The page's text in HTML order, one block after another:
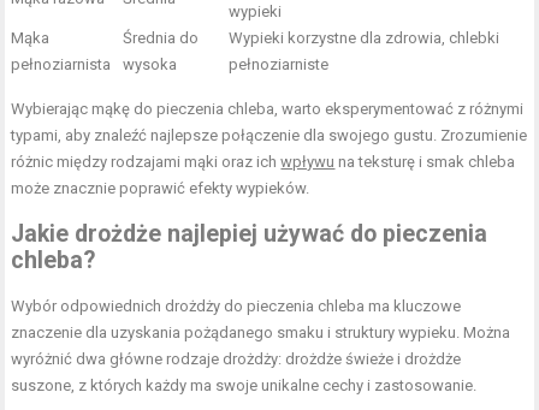
wypieki
Mąka
pełnoziarnista
Średnia do
wysoka
Wypieki korzystne dla zdrowia, chlebki
pełnoziarniste
Wybierając mąkę do pieczenia chleba, warto eksperymentować z różnymi
typami, aby znaleźć najlepsze połączenie dla swojego gustu. Zrozumienie
różnic między rodzajami mąki oraz ichwpływu na teksturę i smak chleba
może znacznie poprawić efekty wypieków.
Jakie drożdże najlepiej używać do pieczenia
chleba?
Wybór odpowiednich drożdży do pieczenia chleba ma kluczowe
znaczenie dla uzyskania pożądanego smaku i struktury wypieku. Można
wyróżnić dwa główne rodzaje drożdży: drożdże świeże i drożdże
suszone, z których każdy ma swoje unikalne cechy i zastosowanie.